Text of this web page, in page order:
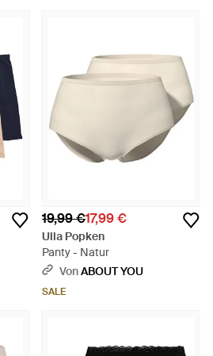
19,99 €17,99 €
Ulla Popken
Panty - Natur
VonABOUT YOU
SALE